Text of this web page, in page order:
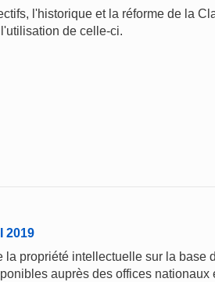
l'historique et la réforme de la
de celle-ci.
2019
propriété intellectuelle sur la base
auprès des offices nationaux